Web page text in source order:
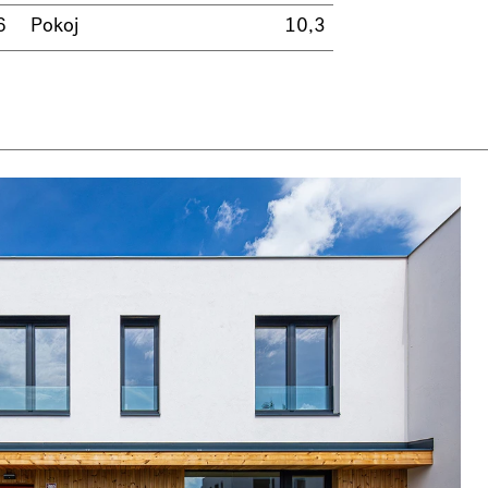
Pokoj 10,3